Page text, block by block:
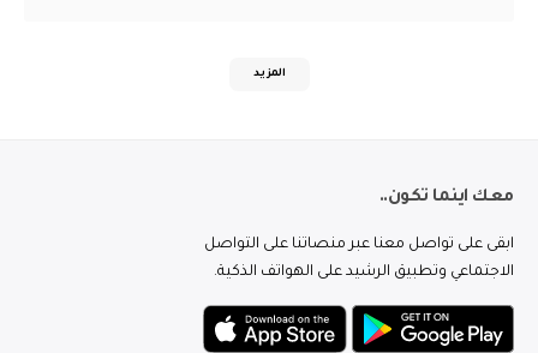
المزيد
معك اينما تكون..
ابقى على تواصل معنا عبر منصاتنا على التواصل
الاجتماعي وتطبيق الرشيد على الهواتف الذكية.